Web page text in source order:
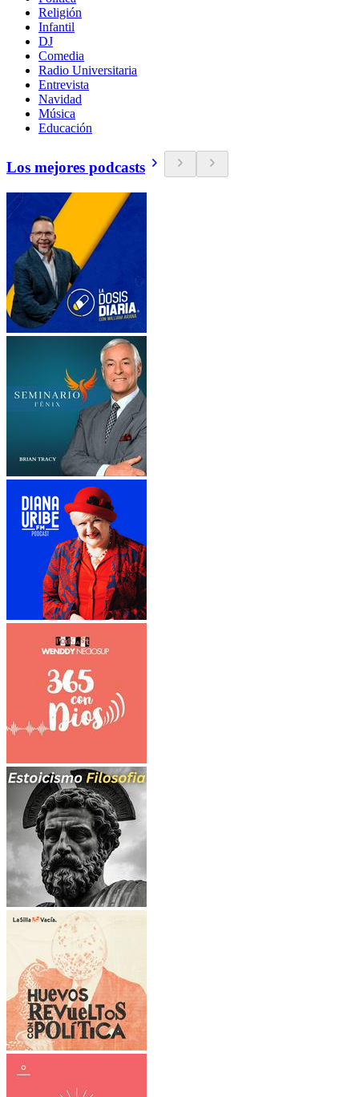
Religión
Infantil
DJ
Comedia
Radio Universitaria
Entrevista
Navidad
Música
Educación
Los mejores podcasts